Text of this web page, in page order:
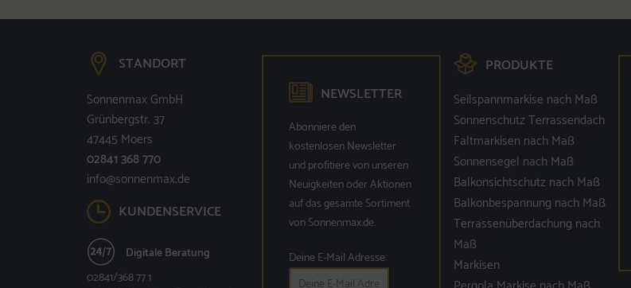
STANDORT
Sonnenmax GmbH
Grünbergstr. 37
47445 Moers
02841 368 770
info@sonnenmax.de
KUNDENSERVICE
Digitale Beratung
02841/368 77 1
NEWSLETTER
Abonniere den
kostenlosen Newsletter
und profitiere von unseren
Neuigkeiten oder Aktionen
auf das gesamte Sortiment
von Sonnenmax.de.
Deine E-Mail Adresse:
PRODUKTE
Seilspannmarkise nach Maß
Sonnenschutz Terrassendach
Faltmarkisen nach Maß
Sonnensegel nach Maß
Balkonsichtschutz nach Maß
Balkonbespannung nach Maß
Terrassenüberdachung nach
Maß
Markisen